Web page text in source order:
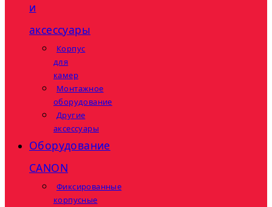
и
аксессуары
Корпус
для
камер
Монтажное
оборудование
Другие
аксессуары
Оборудование
CANON
Фиксированные
корпусные